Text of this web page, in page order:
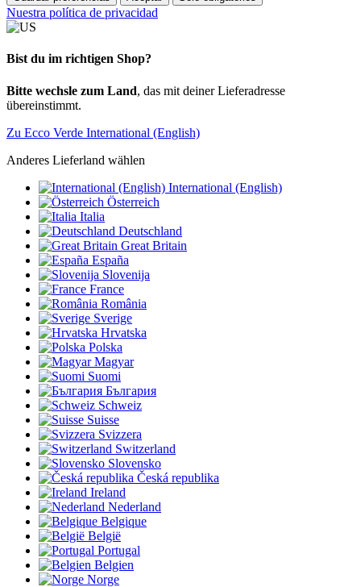
Nuestra política de privacidad
Bist du im richtigen Shop?
Bitte wechsle zum Land, das mit deiner Lieferadresse
übereinstimmt.
Zu Ecco Verde International (English)
Anderes Lieferland wählen
International (English)
Österreich
Italia
Deutschland
Great Britain
España
Slovenija
France
România
Sverige
Hrvatska
Polska
Magyar
Suomi
България
Schweiz
Suisse
Svizzera
Switzerland
Slovensko
Česká republika
Ireland
Nederland
Belgique
België
Portugal
Belgien
Norge